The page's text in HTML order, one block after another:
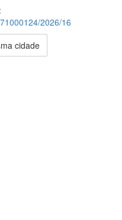
2026/16
cidade